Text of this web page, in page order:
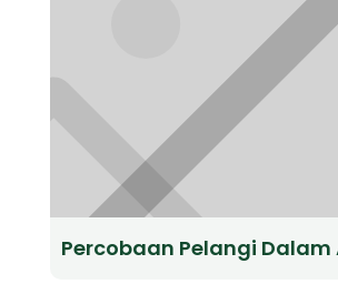
Percobaan Pelangi Dalam